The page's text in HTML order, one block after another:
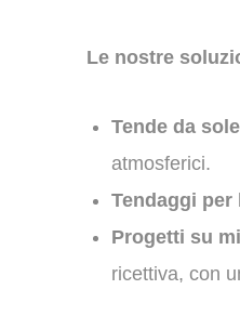
Le nostre
Tende da
atmosferici.
Tendaggi per
Progetti su
ricettiva, con